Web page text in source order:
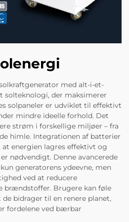
med alt-i-et-
solteknologi, der maksimerer
solpaneler er udviklet til effektivt
mindre ideelle forhold. Det
strøm i forskellige miljøer – fra
himle. Integrationen af batterier
energien lagres effektivt og
nødvendigt. Denne avancerede
generatorens ydeevne, men
ved at reducere
brændstoffer. Brugere kan føle
bidrager til en renere planet,
fordelene ved bærbar